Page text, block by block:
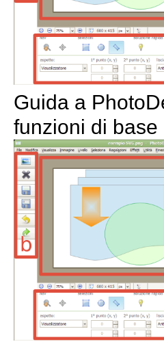
Guida a
funzioni di base